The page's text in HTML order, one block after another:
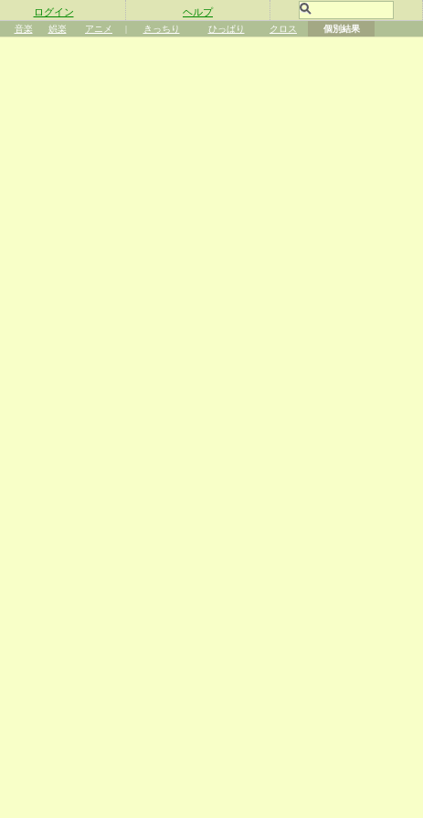
ログイン ヘルプ
音楽 娯楽 アニメ | きっちり ひっぱり クロス 個別結果